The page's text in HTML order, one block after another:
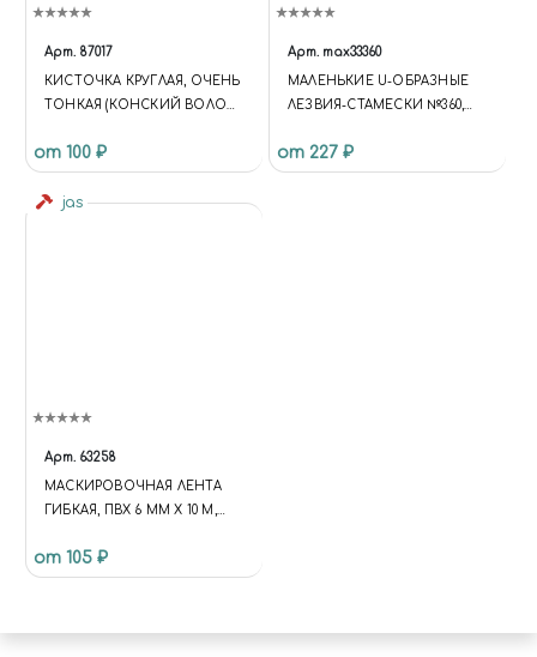
Арт. 87017
КИСТОЧКА КРУГЛАЯ, ОЧЕНЬ
ТОНКАЯ (КОНСКИЙ ВОЛОС,
от 100 ₽
Арт. max33360
МАЛЕНЬКИЕ U-ОБРАЗНЫЕ
ЛЕЗВИЯ-СТАМЕСКИ №360,
ДЮЙМА), 2 ШТ
от 227 ₽
jas
Арт. 63258
МАСКИРОВОЧНАЯ ЛЕНТА
ГИБКАЯ, ПВХ 6 ММ Х 10 М,
от 105 ₽